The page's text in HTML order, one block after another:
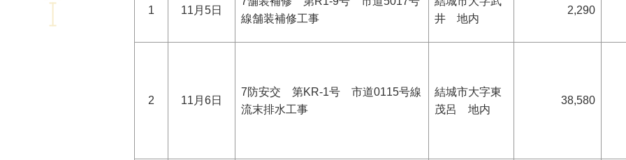
1 11月5日
線舗装補修工事
井 地内
2,290
2 11月6日
7防安交 第KR-1号 市道0115号線
流末排水工事
結城市大字東
茂呂 地内
38,580